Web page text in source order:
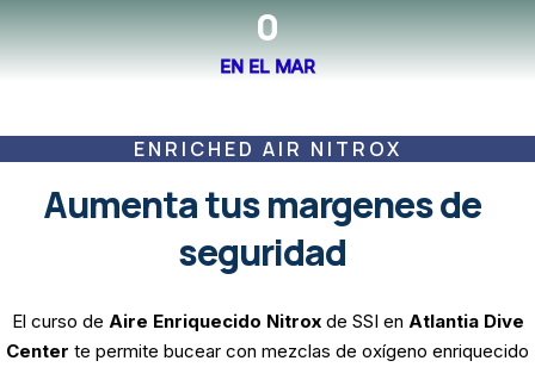
EN EL MAR
0
ENRICHED AIR NITROX
Aumenta tus margenes de
seguridad
El curso de Aire Enriquecido Nitroxde SSI en Atlantia Dive
Center te permite bucear con mezclas de oxígeno enriquecido